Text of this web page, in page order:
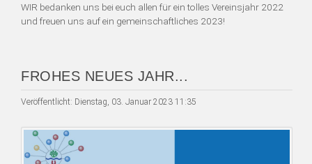
WIR bedanken uns bei euch allen für ein tolles Vereinsjahr 2022
und freuen uns auf ein gemeinschaftliches 2023!
FROHES NEUES JAHR...
Veröffentlicht: Dienstag, 03. Januar 2023 11:35